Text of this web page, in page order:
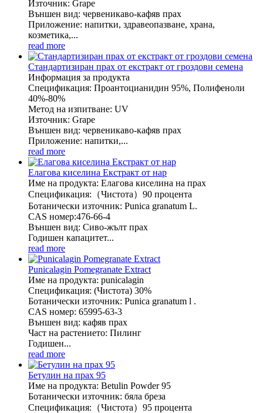
Източник: Grape
Външен вид: червеникаво-кафяв прах
Приложение: напитки, здравеопазване, храна,
козметика,...
read more
Стандартизиран прах от екстракт от гроздови семена
Информация за продукта
Спецификация: Проантоцианидин 95%, Полифеноли
40%-80%
Метод на изпитване: UV
Източник: Grape
Външен вид: червеникаво-кафяв прах
Приложение: напитки,...
read more
Елагова киселина Екстракт от нар
Име на продукта: Елагова киселина на прах
Спецификация:（Чистота）90 процента
Ботанически източник: Punica granatum L.
CAS номер:476-66-4
Външен вид: Сиво-жълт прах
Годишен капацитет...
read more
Punicalagin Pomegranate Extract
Име на продукта: punicalagin
Спецификация: (Чистота) 30%
Ботанически източник: Punica granatum l .
CAS номер: 65995-63-3
Външен вид: кафяв прах
Част на растението: Пилинг
Годишен...
read more
Бетулин на прах 95
Име на продукта: Betulin Powder 95
Ботанически източник: бяла бреза
Спецификация:（Чистота）95 процента